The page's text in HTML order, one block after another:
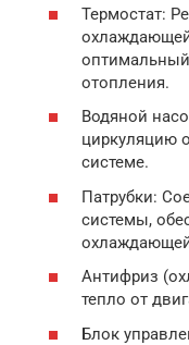
Термостат:
отопления.
Водяной
циркуляцию
системе.
Патрубки:
системы,
Антифриз
тепло от
Блок